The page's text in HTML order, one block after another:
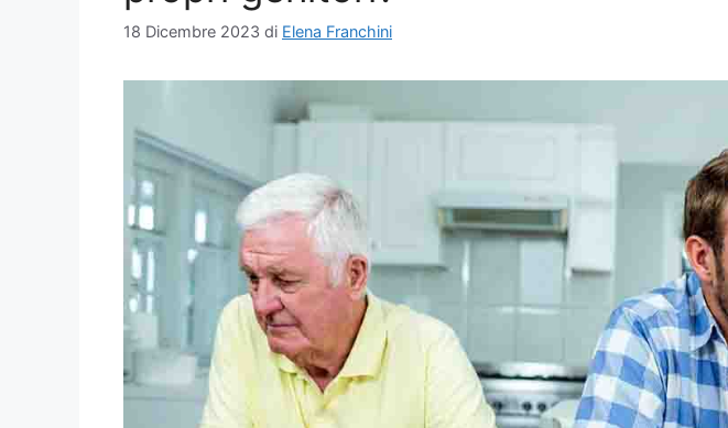
18 Dicembre 2023 di Elena Franchini